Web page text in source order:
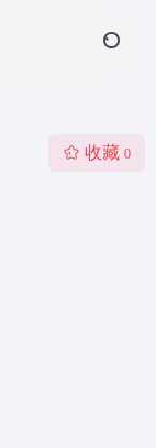
收藏 0